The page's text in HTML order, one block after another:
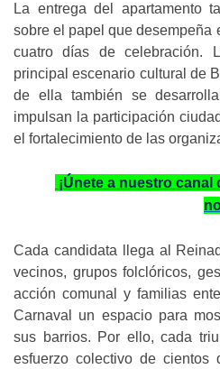
La entrega del apartamento
sobre el papel que desempeña
cuatro días de celebración.
principal escenario cultural de
de ella también se
impulsan la participación
el fortalecimiento de las
¡Únete a nuestro
Cada candidata llega al
vecinos, grupos folclóricos,
acción comunal y familias
Carnaval un espacio para
sus barrios. Por ello, cada
esfuerzo colectivo de cientos